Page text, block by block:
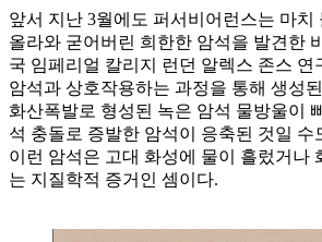
앞서 지난 3월에도 퍼서비어런스는 마치
올라와 굳어버린 희한한 암석을 발견한
국 임페리얼 칼리지 런던 알렉스 존스 연
암석과 상호작용하는 과정을 통해 생성
화산폭발로 형성된 녹은 암석 물방울이
석 충돌로 증발한 암석이 응축된 것일 수
이런 암석은 고대 화성에 물이 흘렀거나
는 지질학적 증거인 셈이다.